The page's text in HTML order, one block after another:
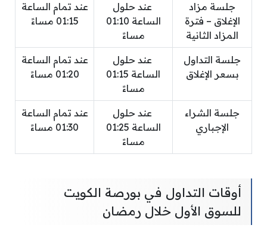
جلسة مزاد
الإغلاق – فترة
المزاد الثانية
عند حلول
الساعة 01:10
مساءً
عند تمام الساعة
01:15 مساءً
جلسة التداول
بسعر الإغلاق
عند حلول
الساعة 01:15
مساءً
عند تمام الساعة
01:20 مساءً
جلسة الشراء
الإجباري
عند حلول
الساعة 01:25
مساءً
عند تمام الساعة
01:30 مساءً
أوقات التداول في بورصة الكويت
للسوق الأول خلال رمضان